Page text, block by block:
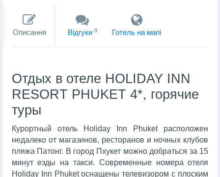
Описання Вiдгуки 0 Готель на мапi
Отдых в отеле HOLIDAY INN
RESORT PHUKET 4*, горячие
туры
Курортный отель Holiday Inn Phuket расположен
недалеко от магазинов, ресторанов и ночных клубов
пляжа Патонг. В город Пхукет можно добраться за 15
минут езды на такси. Современные номера отеля
Holiday Inn Phuket оснащены телевизором с плоским